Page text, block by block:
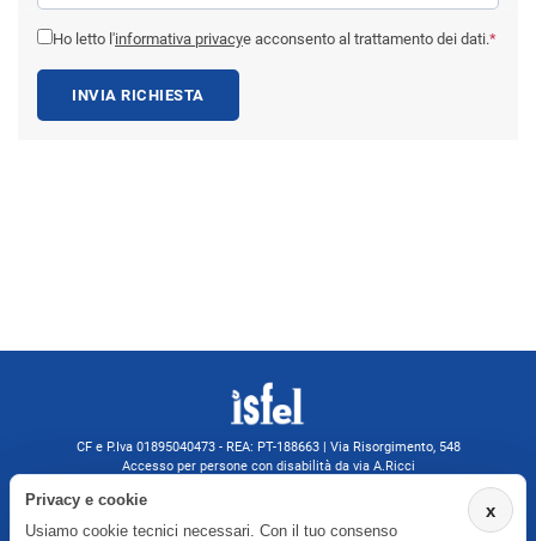
Ho letto l'informativa privacye acconsento al trattamento dei dati.*
INVIA RICHIESTA
CF e P.Iva 01895040473 - REA: PT-188663 | Via Risorgimento, 548
Accesso per persone con disabilità da via A.Ricci
isfel@pec.it
x
Privacy e cookie
Usiamo cookie tecnici necessari. Con il tuo consenso